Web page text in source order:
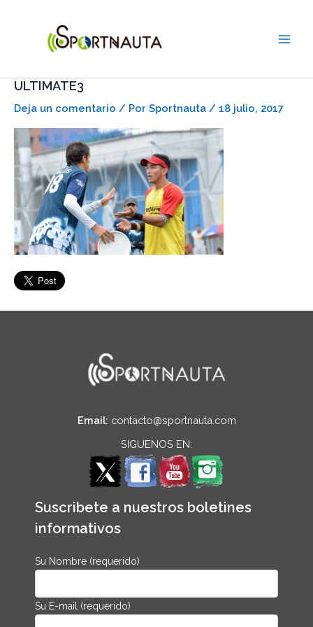
ULTIMATE3
Deja un comentario / Por Sportnauta / 18 julio, 2017
Email: contacto@sportnauta.com
SIGUENOS EN:
Suscribete a nuestros boletines
informativos
Su Nombre (requerido)
Su E-mail (requerido)